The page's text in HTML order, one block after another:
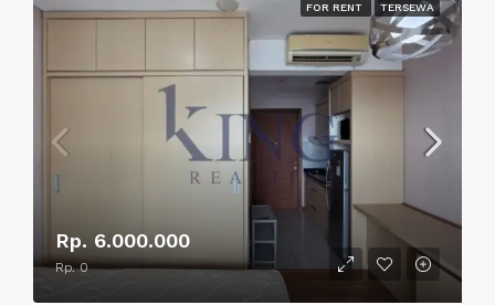
FOR RENT TERSEWA
Rp. 6.000.000
Rp. 0